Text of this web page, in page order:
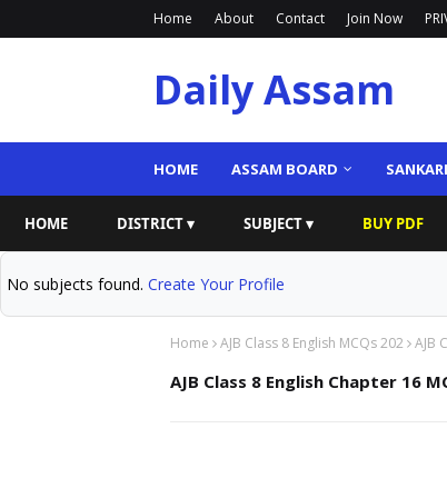
Home About Contact Join Now
Daily Assam
HOME ASSAM BOARD
HOME DISTRICT ▾ SUBJECT ▾ BUY PDF
No subjects found. Create Your Profile
Home AJB Class 8 English MCQs 202 AJB
AJB Class 8 English Chapter 16